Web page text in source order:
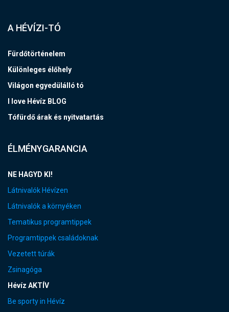
A HÉVÍZI-TÓ
Fürdőtörténelem
Különleges élőhely
Világon egyedülálló tó
I love Hévíz BLOG
Tófürdő árak és nyitvatartás
ÉLMÉNYGARANCIA
NE HAGYD KI!
Látnivalók Hévízen
Látnivalók a környéken
Tematikus programtippek
Programtippek családoknak
Vezetett túrák
Zsinagóga
Hévíz AKTÍV
Be sporty in Hévíz